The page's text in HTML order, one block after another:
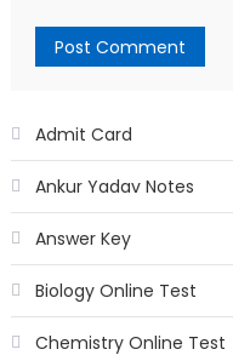
Admit Card
Ankur Yadav Notes
Answer Key
Biology Online Test
Chemistry Online Test